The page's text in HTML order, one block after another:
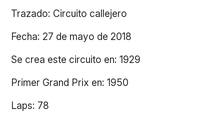
Trazado: Circuito callejero
Fecha: 27 de mayo de 2018
Se crea este circuito en: 1929
Primer Grand Prix en: 1950
Laps: 78